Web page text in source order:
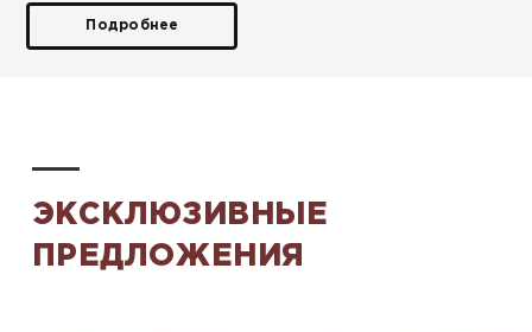
Подробнее
ЭКСКЛЮЗИВНЫЕ
ПРЕДЛОЖЕНИЯ